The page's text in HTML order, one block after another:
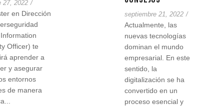
27, 2022 /
en Dirección
Officer) te
aprender a
y asegurar
entornos
de manera
septiembre 21, 2022 /
Actualmente, las
nuevas tecnologías
dominan el mundo
empresarial. En este
sentido, la
digitalización se ha
convertido en un
proceso esencial y